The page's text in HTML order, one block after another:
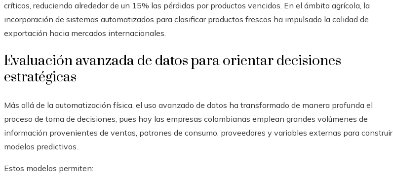
críticos, reduciendo alrededor de un 15% las pérdidas por productos vencidos. En el ámbito agrícola, la
incorporación de sistemas automatizados para clasificar productos frescos ha impulsado la calidad de
exportación hacia mercados internacionales.
Evaluación avanzada de datos para orientar decisiones
estratégicas
Más allá de la automatización física, el uso avanzado de datos ha transformado de manera profunda el
proceso de toma de decisiones, pues hoy las empresas colombianas emplean grandes volúmenes de
información provenientes de ventas, patrones de consumo, proveedores y variables externas para construir
modelos predictivos.
Estos modelos permiten: